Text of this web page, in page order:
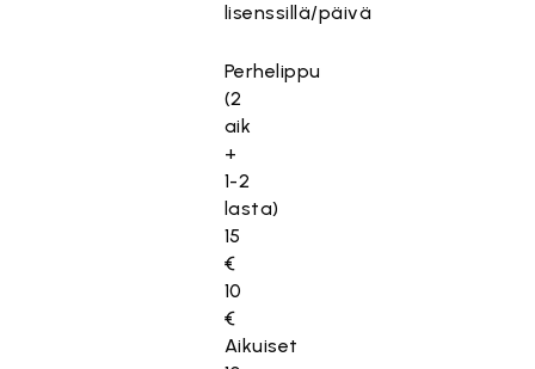
lisenssillä/päivä
Perhelippu
(2
aik
+
1-2
lasta)
15
€
10
€
Aikuiset